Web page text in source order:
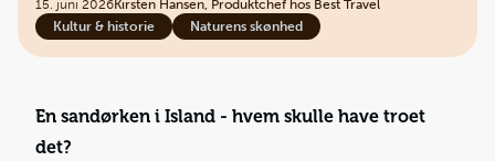
15. juni 2026Kirsten Hansen, Produktchef hos Best Travel
Kultur & historie
Naturens skønhed
En sandørken i Island - hvem skulle have troet
det?